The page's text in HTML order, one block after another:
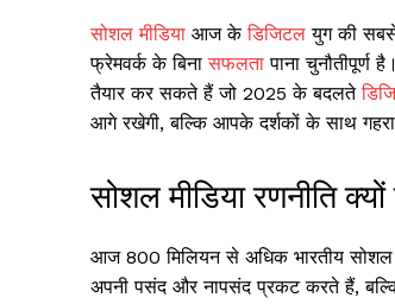
सोशल मीडिया आज केडिजिटल युग की सबसे
फ्रेमवर्क के बिनासफलता पाना चुनौतीपूर्ण
तैयार कर सकते हैं जो 2025 के बदलते
आगे रखेगी, बल्कि आपके दर्शकों के साथ गहरा
सोशल मीडिया रणनीति
आज 800 मिलियन से अधिक भारतीय सोशल
अपनी पसंद और नापसंद प्रकट करते हैं,